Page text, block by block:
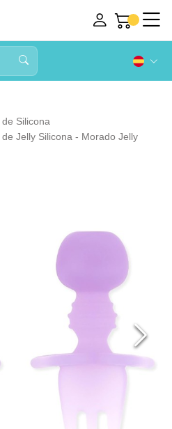
Silicona
Jelly Silicona - Morado Jelly